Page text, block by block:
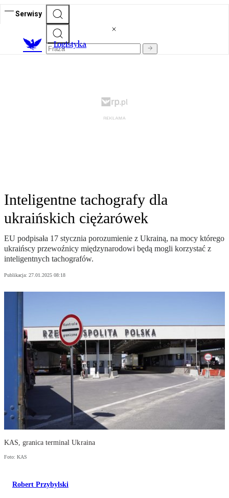
Serwisy
Logistyka
Inteligentne tachografy dla
ukraińskich ciężarówek
EU podpisała 17 stycznia porozumienie z Ukrainą, na mocy którego
ukraińscy przewoźnicy międzynarodowi będą mogli korzystać z
inteligentnych tachografów.
Publikacja: 27.01.2025 08:18
KAS, granica terminal Ukraina
Foto: KAS
Robert Przybylski